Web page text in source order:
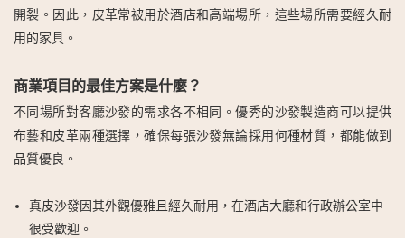
開裂。因此，皮革常被用於酒店和高端場所，這些場所需要經久耐
用的家具。
商業項目的最佳方案是什麼？
不同場所對客廳沙發的需求各不相同。優秀的沙發製造商可以提供
布藝和皮革兩種選擇，確保每張沙發無論採用何種材質，都能做到
品質優良。
真皮沙發因其外觀優雅且經久耐用，在酒店大廳和行政辦公室中
很受歡迎。